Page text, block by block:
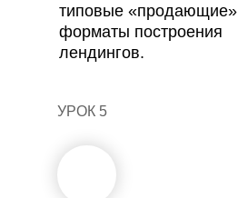
типовые «продающие»
форматы построения
лендингов.
УРОК 5